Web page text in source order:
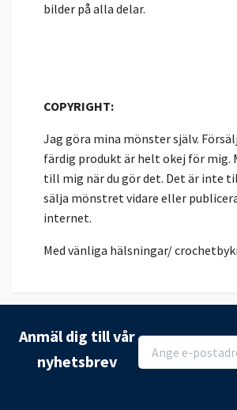
bilder på alla delar.
COPYRIGHT:
Jag göra mina mönster själv.
färdig produkt är helt okej för mig.
till mig när du gör det. Det är inte
sälja mönstret vidare eller
internet.
Med vänliga hälsningar/
Anmäl dig till vår
nyhetsbrev